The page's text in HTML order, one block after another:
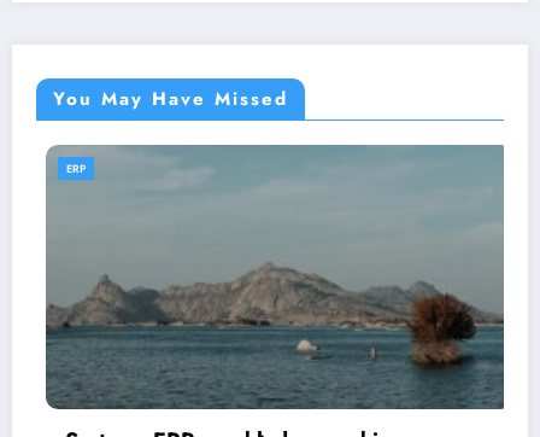
You May Have Missed